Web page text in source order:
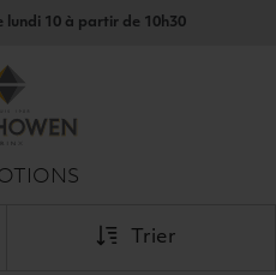
lundi 10 à partir de 10h30
Trier